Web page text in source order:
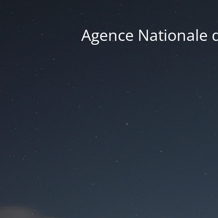
Agence Nationale